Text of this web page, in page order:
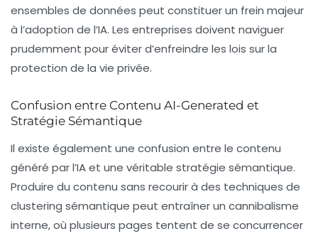
ensembles de données peut constituer un frein majeur
à l’adoption de l’IA. Les entreprises doivent naviguer
prudemment pour éviter d’enfreindre les lois sur la
protection de la vie privée.
Confusion entre Contenu AI-Generated et
Stratégie Sémantique
Il existe également une confusion entre le contenu
généré par l’IA et une véritable stratégie sémantique.
Produire du contenu sans recourir à des techniques de
clustering sémantique peut entraîner un cannibalisme
interne, où plusieurs pages tentent de se concurrencer